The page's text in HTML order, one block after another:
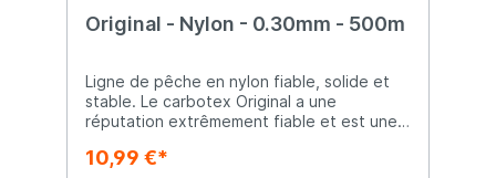
Original - Nylon - 0.30mm - 500m
Ligne de pêche en nylon fiable, solide et
stable. Le carbotex Original a une
réputation extrêmement fiable et est une
d'allongement relatif. Original Résistant aux
10,99 €*